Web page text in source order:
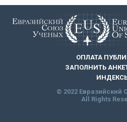
ОПЛАТА
ЗАПОЛНИТЬ
© 2022 Евразийский
All Rights